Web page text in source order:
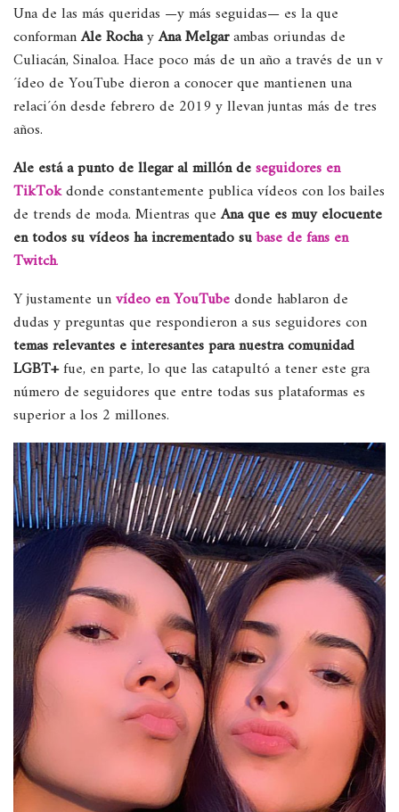
Una de las más queridas —y más seguidas— es la que
conformanAle RochayAna Melgarambas oriundas de
Culiacán, Sinaloa. Hace poco más de un año a través de un v
´ídeo de YouTube dieron a conocer que mantienen una
relaci´ón desde febrero de 2019 y llevan juntas más de tres
años.
Ale está a punto de llegar al millón deseguidores en
TikTokdonde constantemente publica vídeos con los bailes
de trends de moda. Mientras queAna que es muy elocuente
en todos su vídeos ha incrementado subase de fans en
Twitch.
Y justamente unvídeo en YouTubedonde hablaron de
dudas y preguntas que respondieron a sus seguidores con
temas relevantes e interesantes para nuestra comunidad
LGBT+fue, en parte, lo que las catapultó a tener este gra
número de seguidores que entre todas sus plataformas es
superior a los 2 millones.